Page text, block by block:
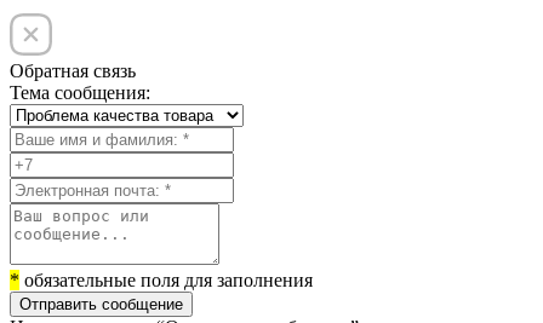
Обратная связь
Тема сообщения:
* обязательные поля для заполнения
Отправить сообщение